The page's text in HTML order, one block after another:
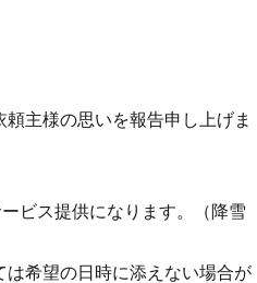
主様の思いを報告申し上げま
ビス提供になります。（降雪
は希望の日時に添えない場合が